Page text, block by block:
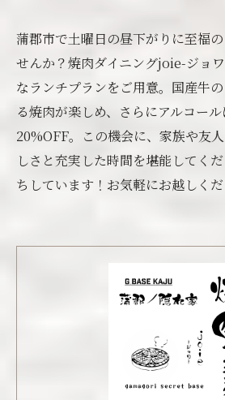
蒲郡市で土曜日の昼下がりに至福
せんか？焼肉ダイニングjoie-ジョ
なランチプランをご用意。国産牛
る焼肉が楽しめ、さらにアルコー
20%OFF。この機会に、家族や友
しさと充実した時間を堪能してく
ちしています！お気軽にお越しくだ